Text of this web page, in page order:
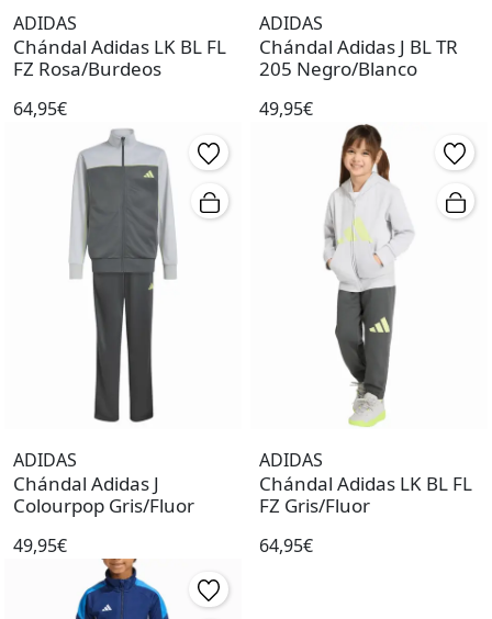
ADIDAS
Chándal Adidas LK BL FL
FZ Rosa/Burdeos
64,95€
ADIDAS
Chándal Adidas J BL TR
205 Negro/Blanco
49,95€
ADIDAS
Chándal Adidas J
Colourpop Gris/Fluor
49,95€
ADIDAS
Chándal Adidas LK BL FL
FZ Gris/Fluor
64,95€